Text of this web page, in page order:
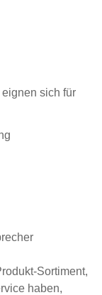
sich für
Sortiment,
haben,